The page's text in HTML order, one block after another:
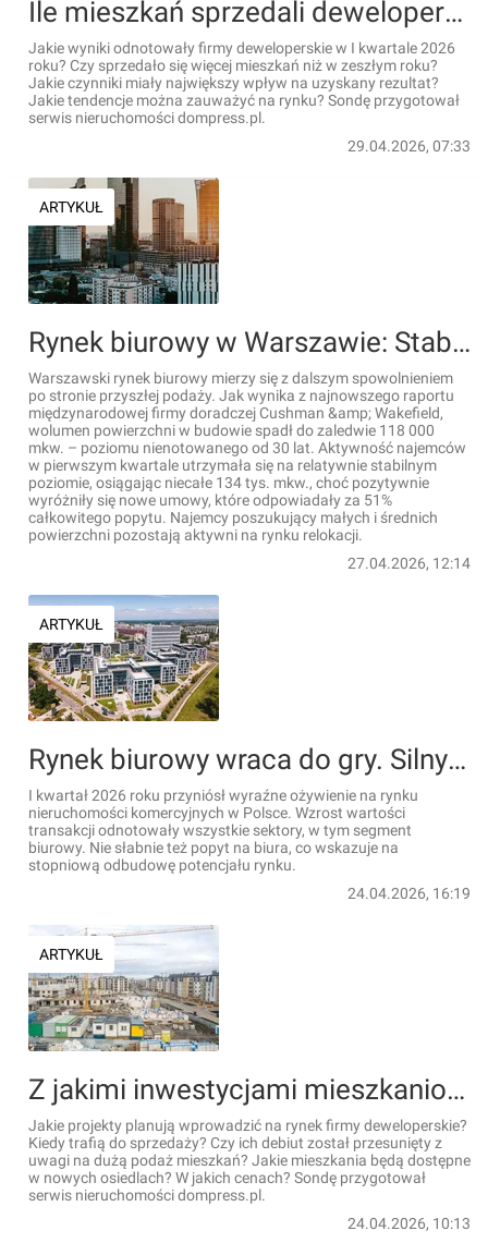
Ile mieszkań sprzedali deweloperzy w I kwartale 2026 roku?
Jakie wyniki odnotowały firmy deweloperskie w I kwartale 2026
roku? Czy sprzedało się więcej mieszkań niż w zeszłym roku?
Jakie czynniki miały największy wpływ na uzyskany rezultat?
Jakie tendencje można zauważyć na rynku? Sondę przygotował
serwis nieruchomości dompress.pl.
29.04.2026, 07:33
ARTYKUŁ
Rynek biurowy w Warszawie: Stabilny popyt przy rekordowo niskiej powierzchni w budowie
Warszawski rynek biurowy mierzy się z dalszym spowolnieniem
po stronie przyszłej podaży. Jak wynika z najnowszego raportu
międzynarodowej firmy doradczej Cushman &amp; Wakefield,
wolumen powierzchni w budowie spadł do zaledwie 118 000
mkw. – poziomu nienotowanego od 30 lat. Aktywność najemców
w pierwszym kwartale utrzymała się na relatywnie stabilnym
poziomie, osiągając niecałe 134 tys. mkw., choć pozytywnie
wyróżniły się nowe umowy, które odpowiadały za 51%
całkowitego popytu. Najemcy poszukujący małych i średnich
powierzchni pozostają aktywni na rynku relokacji.
27.04.2026, 12:14
ARTYKUŁ
Rynek biurowy wraca do gry. Silny początek 2026 roku i rosnąca aktywność inwestorów
I kwartał 2026 roku przyniósł wyraźne ożywienie na rynku
nieruchomości komercyjnych w Polsce. Wzrost wartości
transakcji odnotowały wszystkie sektory, w tym segment
biurowy. Nie słabnie też popyt na biura, co wskazuje na
stopniową odbudowę potencjału rynku.
24.04.2026, 16:19
ARTYKUŁ
Z jakimi inwestycjami mieszkaniowymi ruszą deweloperzy w 2026 roku?
Jakie projekty planują wprowadzić na rynek firmy deweloperskie?
Kiedy trafią do sprzedaży? Czy ich debiut został przesunięty z
uwagi na dużą podaż mieszkań? Jakie mieszkania będą dostępne
w nowych osiedlach? W jakich cenach? Sondę przygotował
serwis nieruchomości dompress.pl.
24.04.2026, 10:13